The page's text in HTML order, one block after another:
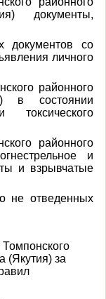
документы,
документов со
личного
районного
в состоянии
токсического
районного
и
и взрывчатые
не отведенных
Томпонского
(Якутия) за